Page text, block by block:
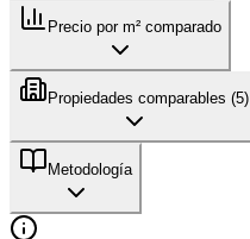
Precio por m² comparado
Propiedades comparables (5)
Metodología